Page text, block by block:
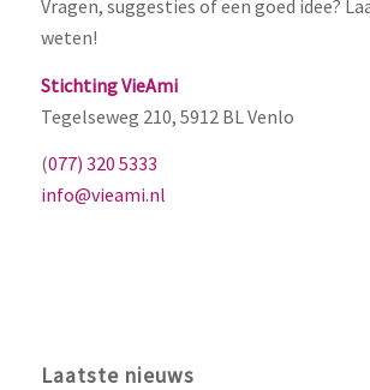
Vragen, suggesties of een goed idee?
weten!
Stichting VieAmi
Tegelseweg 210, 5912 BL Venlo
(077) 320 5333
info@vieami.nl
Laatste nieuws